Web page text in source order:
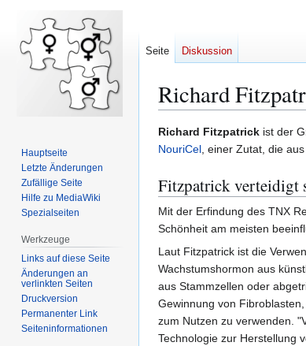
Richard
Zur
Navigation
Zur
Suche
Richard Fitzpatrick ist der
NouriCel, einer Zutat, die
Fitzpatrick verteidigt
Mit der Erfindung des TNX
Schönheit am meisten
Laut Fitzpatrick ist die
Wachstumshormon aus
aus Stammzellen oder
Gewinnung von
zum Nutzen zu verwenden.
Technologie zur Herstellung
Seite Diskussion
Hauptseite
Letzte Änderungen
Zufällige Seite
Hilfe zu MediaWiki
Spezialseiten
Werkzeuge
Links auf diese Seite
Änderungen an
verlinkten Seiten
Druckversion
Permanenter Link
Seiten­­informationen